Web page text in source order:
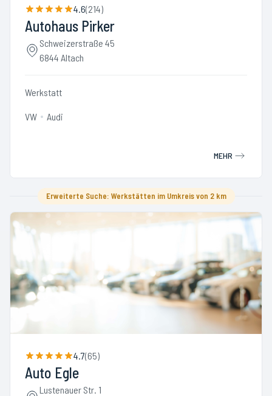
4.6(214)
Autohaus Pirker
Schweizerstraße 45
6844 Altach
Werkstatt
VW Audi
MEHR
Erweiterte Suche: Werkstätten im Umkreis von 2 km
4.7(65)
Auto Egle
Lustenauer Str. 1